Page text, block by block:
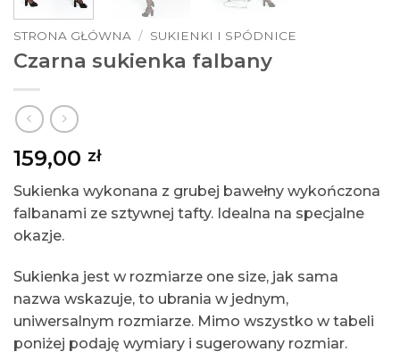
STRONA GŁÓWNA / SUKIENKI I SPÓDNICE
Czarna sukienka falbany
159,00 zł
Sukienka wykonana z grubej bawełny wykończona
falbanami ze sztywnej tafty. Idealna na specjalne
okazje.
Sukienka jest w rozmiarze one size, jak sama
nazwa wskazuje, to ubrania w jednym,
uniwersalnym rozmiarze. Mimo wszystko w tabeli
poniżej podaję wymiary i sugerowany rozmiar.